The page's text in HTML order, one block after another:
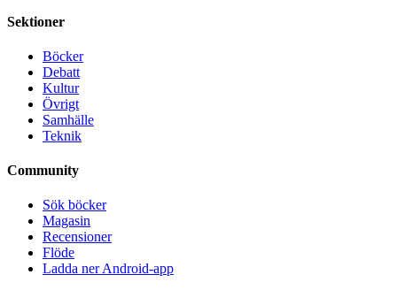
Sektioner
Böcker
Debatt
Kultur
Övrigt
Samhälle
Teknik
Community
Sök böcker
Magasin
Recensioner
Flöde
Ladda ner Android-app